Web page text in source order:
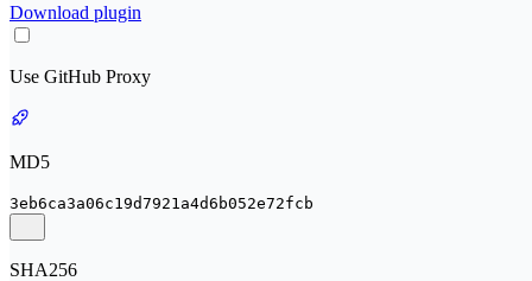
Download plugin
Use GitHub Proxy
MD5
3eb6ca3a06c19d7921a4d6b052e72fcb
SHA256